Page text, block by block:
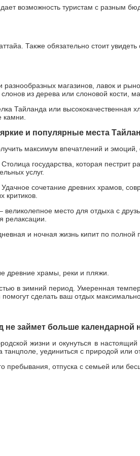
возможность туристам с разным
Также обязательно стоит
магазинов, лавок и
из дерева или слоновой
Тайланда или
и популярные места
максимум впечатлений и эмоций,
Столица государства, которая пестрит
услуг.
Удачное сочетание древних храмов,
критиков.
великолепное место для отдыха с
релаксации.
и ночная жизнь кипит по
древние храмы, реки и пляжи.
в зимний период. Умеренная
сделать ваш отдых
займет больше календарной
жизни и окунуться в
уединиться с природой или
пребывания, отпуска с семьей или